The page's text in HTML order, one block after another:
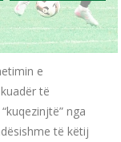
e
të
nga
të këtij